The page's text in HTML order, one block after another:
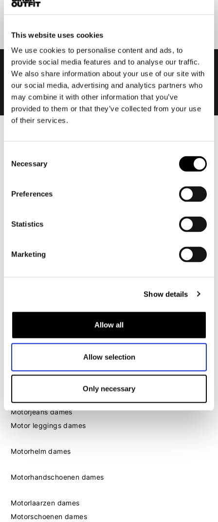
This website uses cookies
We use cookies to personalise content and ads, to
provide social media features and to analyse our traffic.
We also share information about your use of our site with
our social media, advertising and analytics partners who
may combine it with other information that you’ve
provided to them or that they’ve collected from your use
of their services.
Selection
Necessary
Preferences
Statistics
Marketing
Show details
Allow all
Allow selection
Only necessary
Motorjas heren
Motorpak heren
Motorhoodie heren
Motorschoenen heren
Dames
Motorjas dames
Motorjeans dames
Motor leggings dames
Motorhelm dames
Motorhandschoenen dames
Motorlaarzen dames
Motorschoenen dames